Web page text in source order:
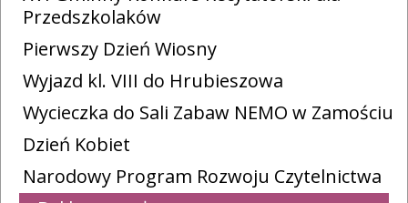
Przedszkolaków
Pierwszy Dzień Wiosny
Wyjazd kl. VIII do Hrubieszowa
Wycieczka do Sali Zabaw NEMO w Zamościu
Dzień Kobiet
Narodowy Program Rozwoju Czytelnictwa